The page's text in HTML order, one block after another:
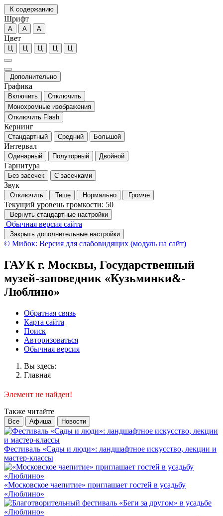
К содержанию
Шрифт
А А А
Цвет
Ц Ц Ц Ц Ц
Дополнительно
Графика
Включить
Отключить
Монохромные изображения
Отключить Flash
Кернинг
Стандартный Средний Большой
Интервал
Одинарный Полуторный Двойной
Гарнитура
Без засечек С засечками
Звук
Отключить Тише Нормально Громче
Текущий уровень громкости: 50
Вернуть стандартные настройки
Обычная версия сайта
Закрыть дополнительные настройки
© Мибок: Версия для слабовидящих (модуль на сайт)
ГАУК г. Москвы, Государственный
музей-заповедник «Кузьминки&-
Люблино»
Обратная связь
Карта сайта
Поиск
Авторизоваться
Обычная версия
Вы здесь:
Главная
Элемент не найден!
Также читайте
Все Афиша Новости
Фестиваль «Сады и люди»: ландшафтное искусство, лекции и
мастер-классы
«Московское чаепитие» приглашает гостей в усадьбу
«Люблино»